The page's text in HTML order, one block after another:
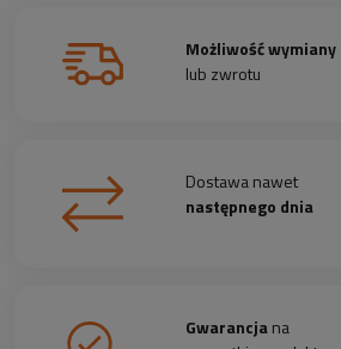
Możliwość wymiany
lub zwrotu
Dostawa nawet
następnego dnia
Gwarancjana